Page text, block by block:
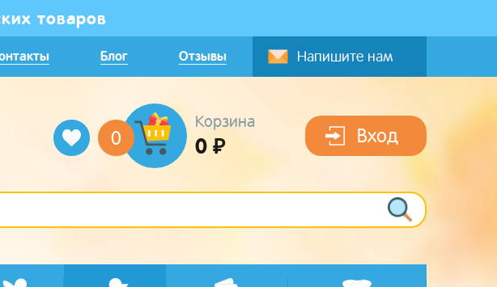
товаров
Блог Отзывы Напишите нам
0
Корзина
0 ₽ Вход